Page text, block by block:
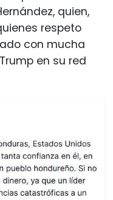
quien,
respeto
con mucha
en su red